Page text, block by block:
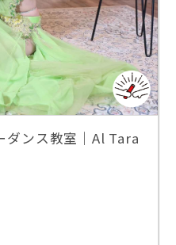
ダンス教室｜Al Tara